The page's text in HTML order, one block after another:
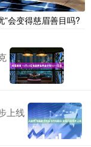
会变得慈眉善目吗?
上线